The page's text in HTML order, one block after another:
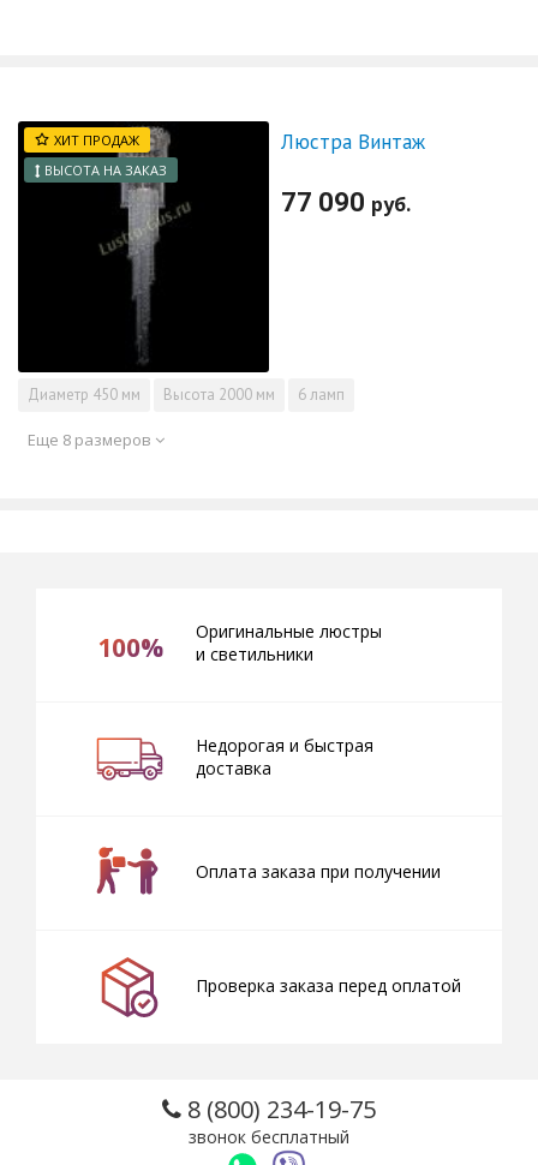
ХИТ ПРОДАЖ
ВЫСОТА НА ЗАКАЗ
Люстра Винтаж
77 090 руб.
Диаметр 450 мм Высота 2000 мм 6 ламп
Еще 8 размеров
100%
Оригинальные люстры
и светильники
Недорогая и быстрая
доставка
Оплата заказа при получении
Проверка заказа перед оплатой
8 (800) 234-19-75
звонок бесплатный